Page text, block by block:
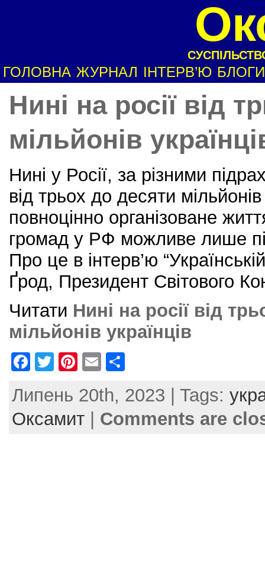
ГОЛОВНА ЖУРНАЛ ІНТЕРВ’Ю БЛОГИ
Нині на росії від
мільйонів
Нині у Росії, за різними
від трьох до десяти
повноцінно організоване
громад у РФ можливе лише
Про це в інтерв’ю
Ґрод, Президент Світового
Читати Нині на росії від
мільйонів українців
F
c
e
T
itt
er
Pi
er
e
E
ai
l
ar
e
Липень 20th, 2023 | Tags:
Оксамит | Comments are